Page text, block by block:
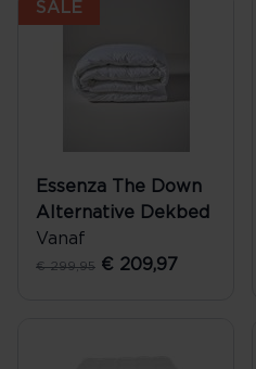
SALE
Essenza The Down
Alternative Dekbed
Vanaf
€ 299,95 € 209,97